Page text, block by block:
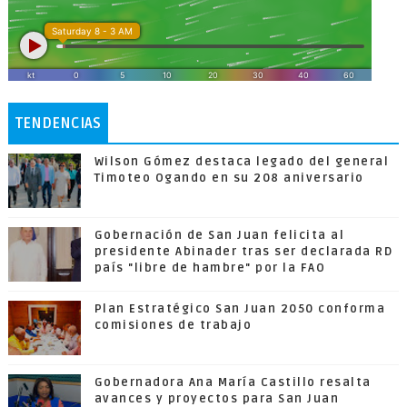
TENDENCIAS
Wilson Gómez destaca legado del general
Timoteo Ogando en su 208 aniversario
Gobernación de San Juan felicita al
presidente Abinader tras ser declarada RD
país "libre de hambre" por la FAO
Plan Estratégico San Juan 2050 conforma
comisiones de trabajo
Gobernadora Ana María Castillo resalta
avances y proyectos para San Juan